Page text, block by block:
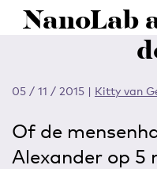
NanoLab
05 / 11 / 2015 | Kitty van
Of de
Alexander op 5